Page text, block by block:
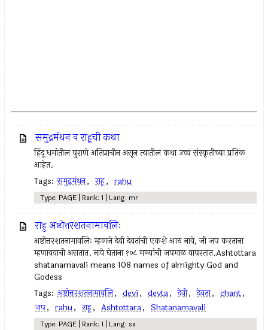
समुद्रमंथन व राहूची कथा
हिंदू धर्मातील पुराणे अतिप्राचीन असून त्यातील कथा उच्च संस्कृतीच्या प्रतिक
आहेत.
Tags: समुद्रमंथन, राहू, rahu
Type: PAGE | Rank: 1 | Lang: mr
राहु अष्टोत्तरशतनामावलिः
अष्टोत्तरशतनामावलिः म्हणजे देवी देवतांची एकशे आठ नावे, जी जप करताना
म्हणावयाची असतात. नावे घेताना १०८ मण्यांची जपमाळ वापरतात.Ashtottara
shatanamavali means 108 names of almighty God and
Godess
Tags: अष्टोत्तरशतनामावलि, devi, devta, देवी, देवता, chant,
जप, rahu, राहू, Ashtottara, Shatanamavali
Type: PAGE | Rank: 1 | Lang: sa